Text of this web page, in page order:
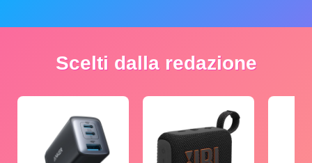
Scelti dalla redazione